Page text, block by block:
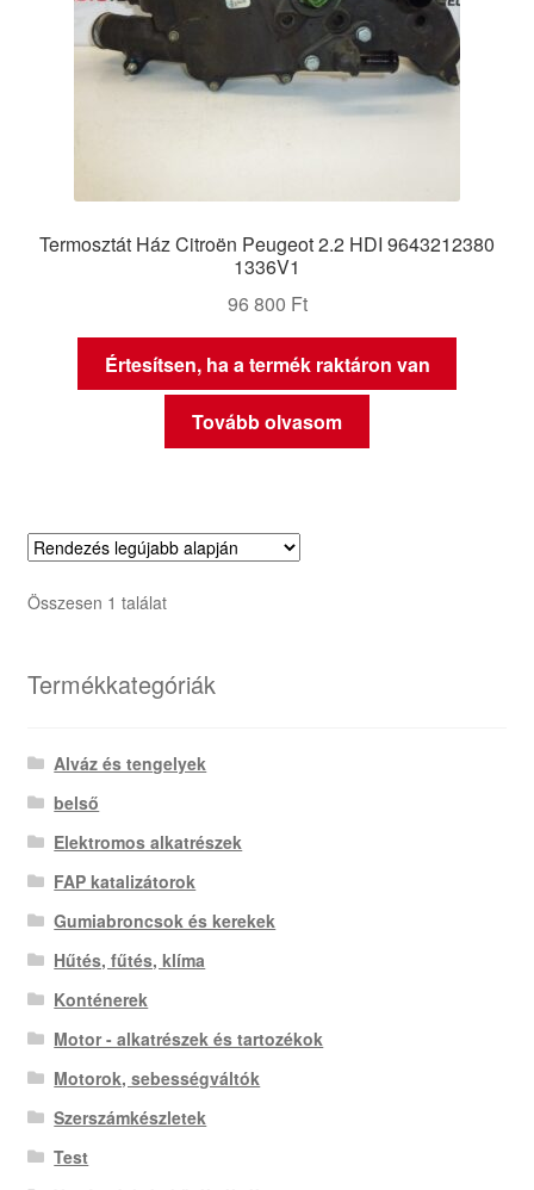
Termosztát Ház Citroën Peugeot 2.2 HDI 9643212380
1336V1
96 800 Ft
Értesítsen, ha a termék raktáron van
Tovább olvasom
Összesen 1 találat
Termékkategóriák
Alváz és tengelyek
belső
Elektromos alkatrészek
FAP katalizátorok
Gumiabroncsok és kerekek
Hűtés, fűtés, klíma
Konténerek
Motor - alkatrészek és tartozékok
Motorok, sebességváltók
Szerszámkészletek
Test